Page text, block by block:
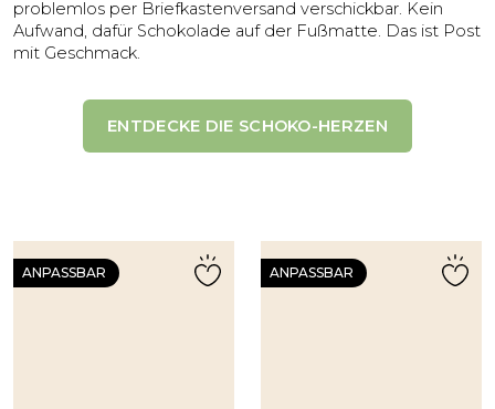
problemlos per Briefkastenversand verschickbar. Kein
Aufwand, dafür Schokolade auf der Fußmatte. Das ist Post
mit Geschmack.
ENTDECKE DIE SCHOKO-HERZEN
ANPASSBAR ANPASSBAR